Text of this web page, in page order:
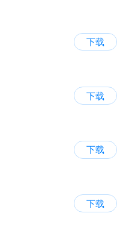
下载
下载
下载
下载